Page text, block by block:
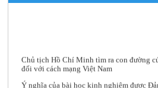
Ý nghĩa của bài học kinh nghiệm được
tại Đại hội Đảng toàn quốc lần thứ XIV